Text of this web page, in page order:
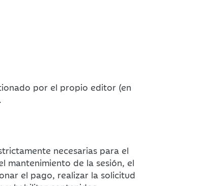
por el propio editor (en
necesarias para el
mantenimiento de la sesión, el
el pago, realizar la solicitud